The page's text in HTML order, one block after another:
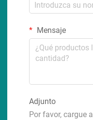
Mensaje
Adjunto
Por favor, cargue